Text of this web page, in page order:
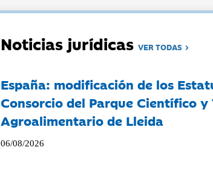
Noticias jurídicasVER TODAS
España: modificación de los
Consorcio del Parque Científico y
Agroalimentario de Lleida
06/08/2026